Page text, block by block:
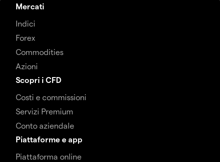
Mercati
Indici
Forex
Commodities
Azioni
Scopri i CFD
Costi e commissioni
Servizi Premium
Conto aziendale
Piattaforme e app
Piattaforma online